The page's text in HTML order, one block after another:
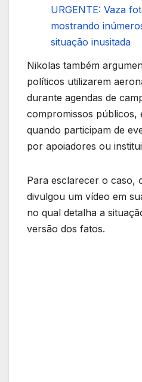
URGENTE: Vaza
mostrando
situação inusitada
Nikolas também
políticos utilizarem
durante agendas de
compromissos públicos,
quando participam de
por apoiadores ou
Para esclarecer o caso,
divulgou um vídeo em
no qual detalha a
versão dos fatos.